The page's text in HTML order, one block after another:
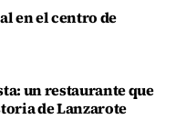
en el centro de
un restaurante que
de Lanzarote